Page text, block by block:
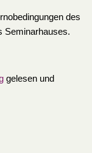
des
Seminarhauses.
gelesen und